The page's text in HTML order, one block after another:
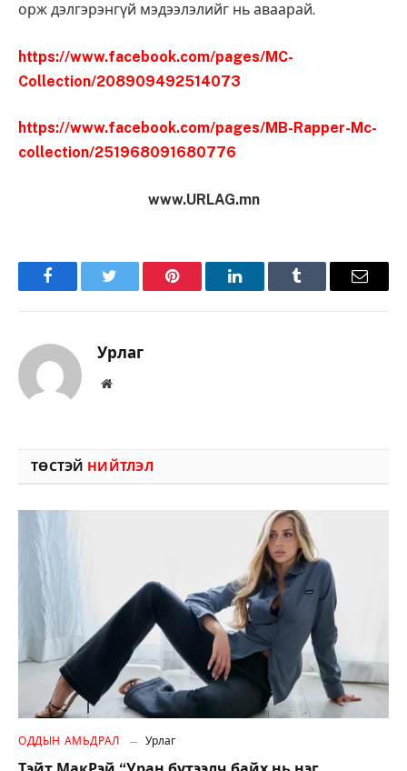
орж дэлгэрэнгүй мэдээлэлийг нь аваарай.
https://www.facebook.com/pages/MC-
Collection/208909492514073
https://www.facebook.com/pages/MB-Rapper-Mc-
collection/251968091680776
www.URLAG.mn
FacebookTwitter Pinterest LinkedInTumblr Имэйл
Урлаг
Вэбсайт
ТӨСТЭЙ НИЙТЛЭЛ
ОДДЫН АМЬДРАЛ Урлаг